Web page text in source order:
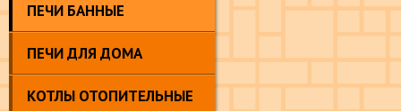
ПЕЧИ БАННЫЕ
ПЕЧИ ДЛЯ ДОМА
КОТЛЫ ОТОПИТЕЛЬНЫЕ